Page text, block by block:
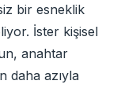
bir esneklik
İster kişisel
anahtar
daha azıyla